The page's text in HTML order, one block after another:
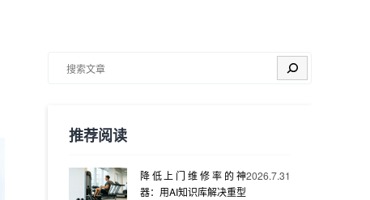
搜索
推荐阅读
降低上门维修率的神
器：用AI知识库解决重型
2026.7.31